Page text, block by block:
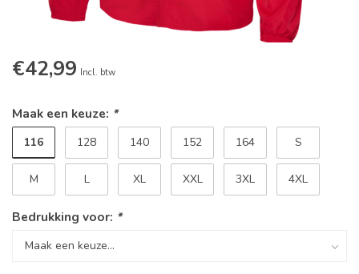
€42,99 Incl. btw
Maak een keuze: *
116 128 140 152 164 S
M L XL XXL 3XL 4XL
Bedrukking voor: *